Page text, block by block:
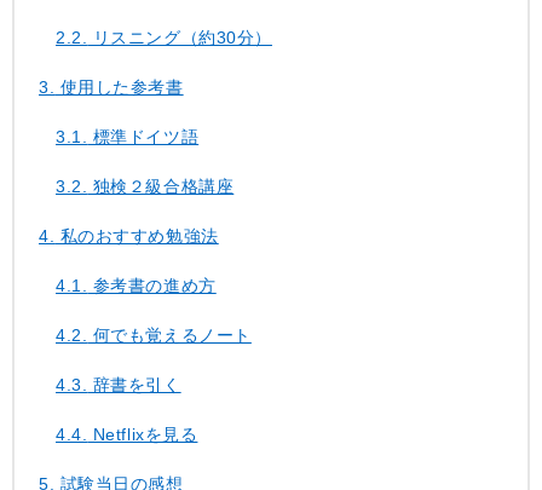
2.2. リスニング（約30分）
3. 使用した参考書
3.1. 標準ドイツ語
3.2. 独検２級合格講座
4. 私のおすすめ勉強法
4.1. 参考書の進め方
4.2. 何でも覚えるノート
4.3. 辞書を引く
4.4. Netflixを見る
5. 試験当日の感想